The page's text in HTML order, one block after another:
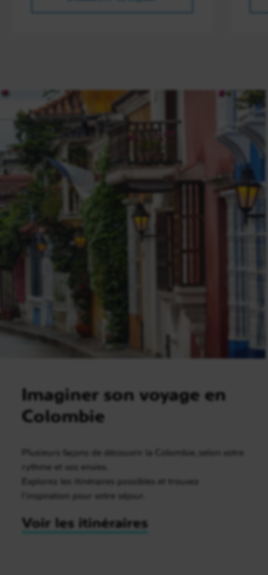
Imaginer son voyage en
Colombie
Plusieurs façons de découvrir la Colombie, selon votre
rythme et vos envies.
Explorez les itinéraires possibles et trouvez
l’inspiration pour votre séjour.
Voir les itinéraires